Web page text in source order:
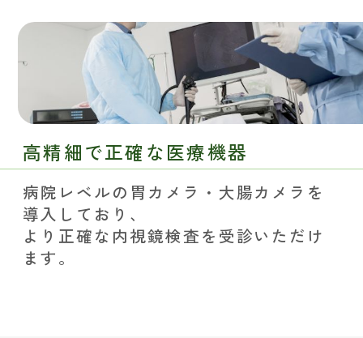
高精細で正確な医療機器
病院レベルの胃カメラ・大腸カメラを
導入しており、
より正確な内視鏡検査を受診いただけ
ます。